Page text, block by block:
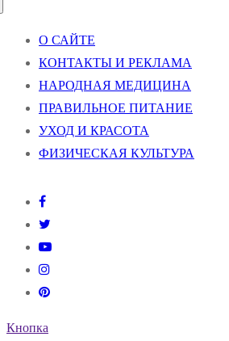
О САЙТЕ
КОНТАКТЫ И РЕКЛАМА
НАРОДНАЯ МЕДИЦИНА
ПРАВИЛЬНОЕ ПИТАНИЕ
УХОД И КРАСОТА
ФИЗИЧЕСКАЯ КУЛЬТУРА
Кнопка